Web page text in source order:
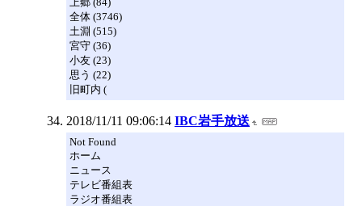
全体 (3746)
土淵 (515)
宮守 (36)
小友 (23)
思う (22)
旧町内 (
2018/11/11 09:06:14 IBC岩手放送
Not Found
ホーム
ニュース
テレビ番組表
ラジオ番組表